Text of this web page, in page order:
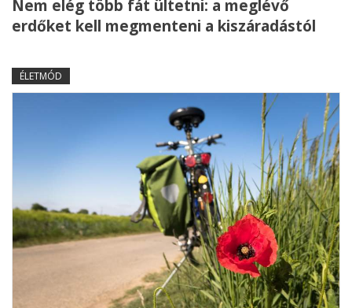
Nem elég több fát ültetni: a meglévő
erdőket kell megmenteni a kiszáradástól
ÉLETMÓD